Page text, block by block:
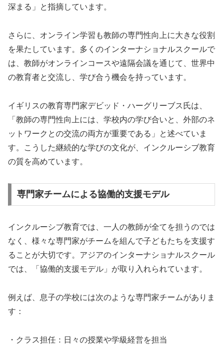
深まる」と指摘しています。
さらに、オンライン学習も教師の専門性向上に大きな役割
を果たしています。多くのインターナショナルスクールで
は、教師がオンラインコースや遠隔会議を通じて、世界中
の教育者と交流し、学び合う機会を持っています。
イギリスの教育専門家デビッド・ハーグリーブス氏は、
「教師の専門性向上には、学校内の学び合いと、外部のネ
ットワークとの交流の両方が重要である」と述べていま
す。こうした継続的な学びの文化が、インクルーシブ教育
の質を高めています。
専門家チームによる協働的支援モデル
インクルーシブ教育では、一人の教師が全てを担うのでは
なく、様々な専門家がチームを組んで子どもたちを支援す
ることが大切です。アジアのインターナショナルスクール
では、「協働的支援モデル」が取り入れられています。
例えば、息子の学校には次のような専門家チームがありま
す：
・クラス担任：日々の授業や学級経営を担当